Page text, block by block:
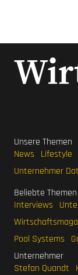
Unsere Themen
News
Lifestyle
Unternehmer
Beliebte Themen
Interviews
Pool Systems
Unternehmer
Stefan Quandt